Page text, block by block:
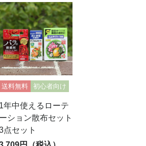
送料無料 初心者向け
1年中使えるローテ
ーション散布セット
点セット